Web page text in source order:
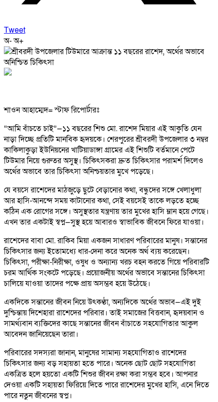
Tweet
অ-অ+
শাওন আহাম্মেদ= স্টাফ রিপোর্টারঃ
“আমি বাঁচতে চাই”—১১ বছরের শিশু মো. রাশেদ মিয়ার এই আকুতি যেন
নাড়া দিচ্ছে প্রতিটি মানবিক হৃদয়কে। শেরপুরের শ্রীবরদী উপজেলার ৩ নম্বর
কাকিলাকুড়া ইউনিয়নের খাটিয়াডাঙ্গা গ্রামের এই শিশুটি বর্তমানে পেটে
টিউমার নিয়ে গুরুতর অসুস্থ। চিকিৎসকরা দ্রুত চিকিৎসার পরামর্শ দিলেও
অর্থের অভাবে তার চিকিৎসা অনিশ্চয়তার মুখে পড়েছে।
যে বয়সে রাশেদের মাঠজুড়ে ছুটে বেড়ানোর কথা, বন্ধুদের সঙ্গে খেলাধুলা
আর হাসি-আনন্দে সময় কাটানোর কথা, সেই বয়সেই তাকে লড়তে হচ্ছে
কঠিন এক রোগের সঙ্গে। অসুস্থতার যন্ত্রণায় তার মুখের হাসি ম্লান হয়ে গেছে।
এখন তার একটাই স্বপ্ন—সুস্থ হয়ে আবারও স্বাভাবিক জীবনে ফিরে যাওয়া।
রাশেদের বাবা মো. রাকিব মিয়া একজন সাধারণ পরিবারের মানুষ। সন্তানের
চিকিৎসার জন্য ইতোমধ্যে ধার-দেনা করে অনেক অর্থ ব্যয় করেছেন।
চিকিৎসা, পরীক্ষা-নিরীক্ষা, ওষুধ ও অন্যান্য খরচ বহন করতে গিয়ে পরিবারটি
চরম আর্থিক সংকটে পড়েছে। প্রয়োজনীয় অর্থের অভাবে সন্তানের চিকিৎসা
চালিয়ে যাওয়া তাদের পক্ষে প্রায় অসম্ভব হয়ে উঠেছে।
একদিকে সন্তানের জীবন নিয়ে উৎকণ্ঠা, অন্যদিকে অর্থের অভাব—এই দুই
দুশ্চিন্তায় দিশেহারা রাশেদের পরিবার। তাই সমাজের বিত্তবান, হৃদয়বান ও
সামর্থ্যবান ব্যক্তিদের কাছে সন্তানের জীবন বাঁচাতে সহযোগিতার আকুল
আবেদন জানিয়েছেন তারা।
পরিবারের সদস্যরা জানান, মানুষের সামান্য সহযোগিতাও রাশেদের
চিকিৎসার জন্য বড় সহায়তা হতে পারে। অনেক ছোট ছোট সহযোগিতা
একত্রিত হলে হয়তো একটি শিশুর জীবন রক্ষা করা সম্ভব হবে। আপনার
দেওয়া একটি সহায়তা ফিরিয়ে দিতে পারে রাশেদের মুখের হাসি, এনে দিতে
পারে নতুন জীবনের স্বপ্ন।